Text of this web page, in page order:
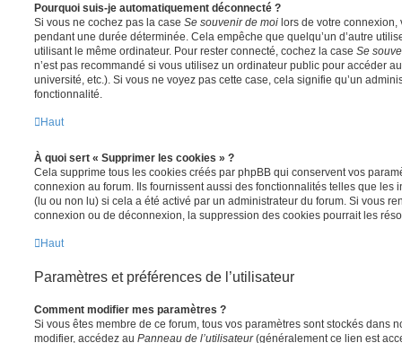
Pourquoi suis-je automatiquement déconnecté ?
Si vous ne cochez pas la case Se souvenir de moi lors de votre connexion,
pendant une durée déterminée. Cela empêche que quelqu’un d’autre
utilisant le même ordinateur. Pour rester connecté, cochez la case Se
n’est pas recommandé si vous utilisez un ordinateur public pour accéder
université, etc.). Si vous ne voyez pas cette case, cela signifie qu’un
fonctionnalité.
Haut
À quoi sert « Supprimer les cookies » ?
Cela supprime tous les cookies créés par phpBB qui conservent vos
connexion au forum. Ils fournissent aussi des fonctionnalités telles que les
(lu ou non lu) si cela a été activé par un administrateur du forum. Si vous
connexion ou de déconnexion, la suppression des cookies pourrait les
Haut
Paramètres et préférences de l’utilisateur
Comment modifier mes paramètres ?
Si vous êtes membre de ce forum, tous vos paramètres sont stockés dans
modifier, accédez au Panneau de l’utilisateur(généralement ce lien est